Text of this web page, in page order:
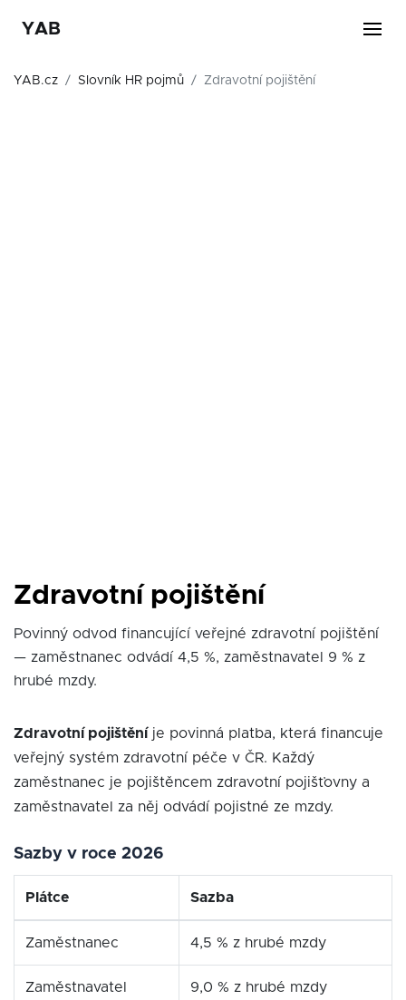
YAB
YAB.cz Slovník HR pojmů Zdravotní pojištění
Zdravotní pojištění
Povinný odvod financující veřejné zdravotní pojištění
— zaměstnanec odvádí 4,5 %, zaměstnavatel 9 % z
hrubé mzdy.
Zdravotní pojištění je povinná platba, která financuje
veřejný systém zdravotní péče v ČR. Každý
zaměstnanec je pojištěncem zdravotní pojišťovny a
zaměstnavatel za něj odvádí pojistné ze mzdy.
Sazby v roce 2026
Plátce Sazba
Zaměstnanec 4,5 % z hrubé mzdy
Zaměstnavatel 9,0 % z hrubé mzdy